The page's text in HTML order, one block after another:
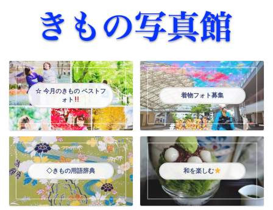
☆ 今月のきもの ベストフ
ォト
着物フォト募集
◇きもの用語辞典 和を楽しむ